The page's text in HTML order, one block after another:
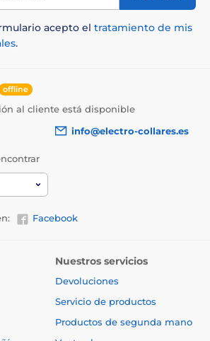
acepto el tratamiento de mis
.
offline
al cliente está disponible
info@electro-collares.es
Facebook
Nuestros servicios
Devoluciones
Servicio de productos
Productos de segunda mano